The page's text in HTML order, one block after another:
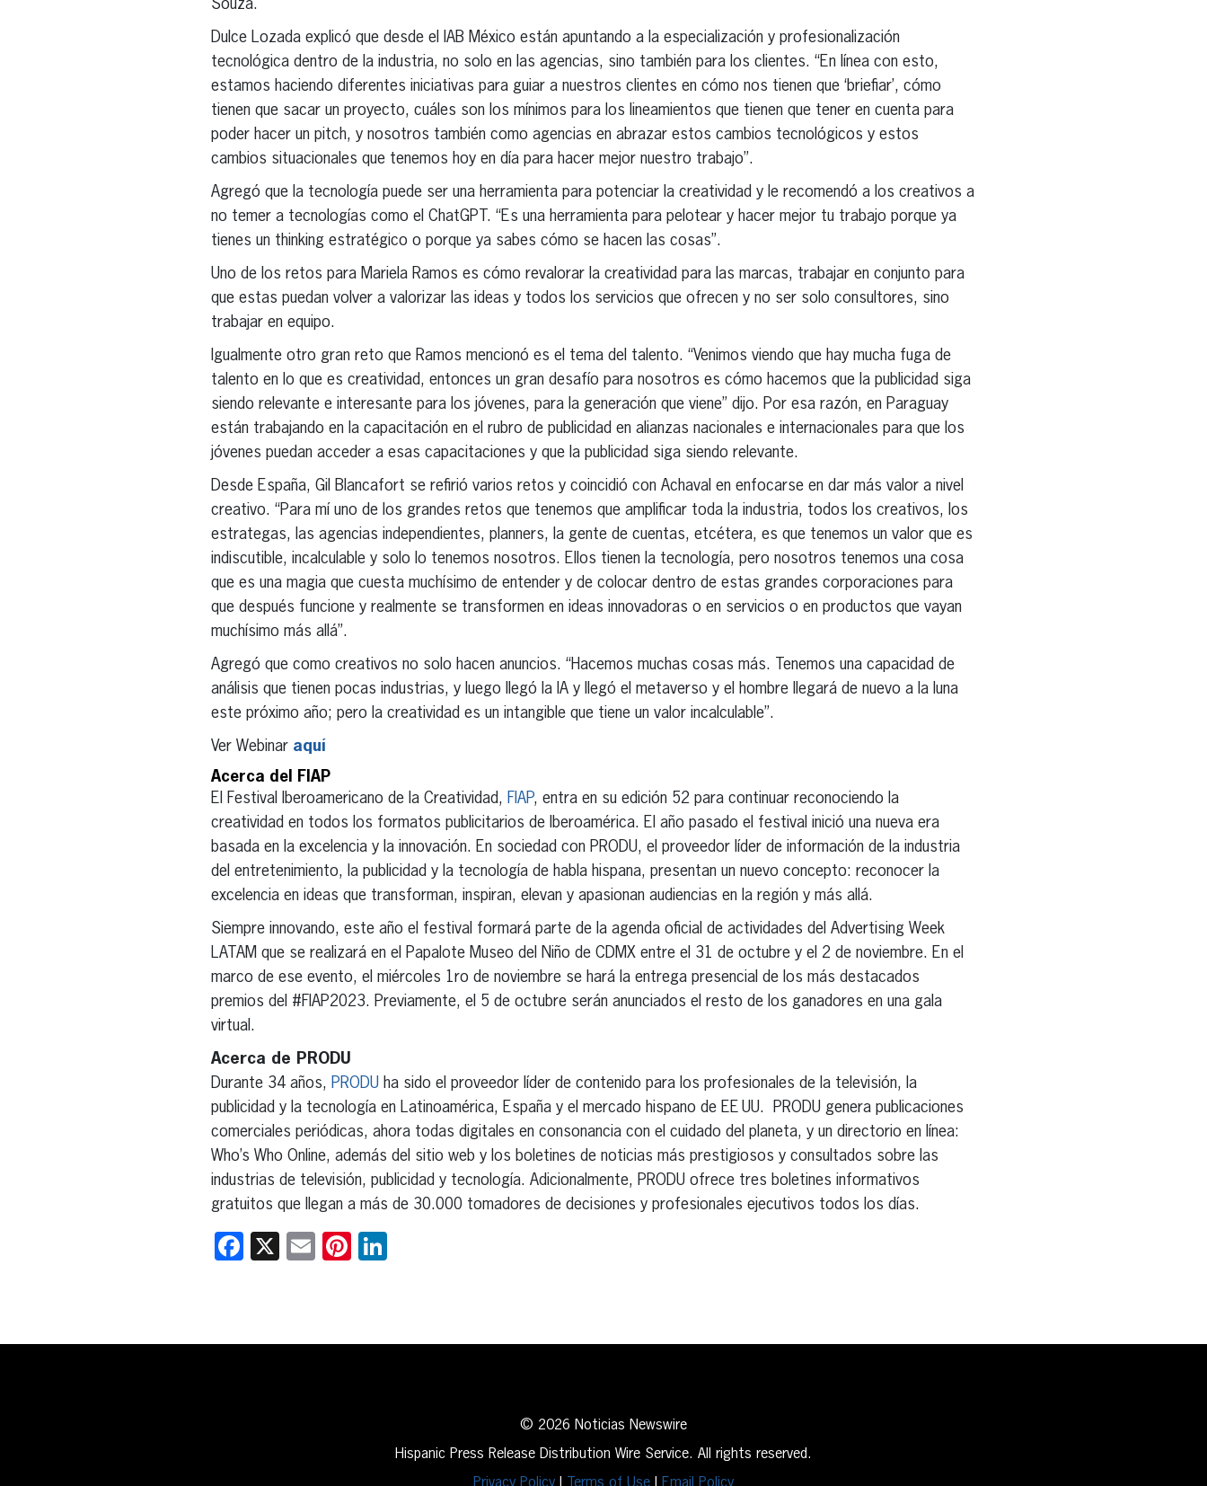
Souza.
Dulce Lozada explicó que desde el IAB México están apuntando a la especialización y profesionalización
tecnológica dentro de la industria, no solo en las agencias, sino también para los clientes. “En línea con esto,
estamos haciendo diferentes iniciativas para guiar a nuestros clientes en cómo nos tienen que ‘briefiar’, cómo
tienen que sacar un proyecto, cuáles son los mínimos para los lineamientos que tienen que tener en cuenta para
poder hacer un pitch, y nosotros también como agencias en abrazar estos cambios tecnológicos y estos
cambios situacionales que tenemos hoy en día para hacer mejor nuestro trabajo”.
Agregó que la tecnología puede ser una herramienta para potenciar la creatividad y le recomendó a los creativos a
no temer a tecnologías como el ChatGPT. “Es una herramienta para pelotear y hacer mejor tu trabajo porque ya
tienes un thinking estratégico o porque ya sabes cómo se hacen las cosas”.
Uno de los retos para Mariela Ramos es cómo revalorar la creatividad para las marcas, trabajar en conjunto para
que estas puedan volver a valorizar las ideas y todos los servicios que ofrecen y no ser solo consultores, sino
trabajar en equipo.
Igualmente otro gran reto que Ramos mencionó es el tema del talento. “Venimos viendo que hay mucha fuga de
talento en lo que es creatividad, entonces un gran desafío para nosotros es cómo hacemos que la publicidad siga
siendo relevante e interesante para los jóvenes, para la generación que viene” dijo. Por esa razón, en Paraguay
están trabajando en la capacitación en el rubro de publicidad en alianzas nacionales e internacionales para que los
jóvenes puedan acceder a esas capacitaciones y que la publicidad siga siendo relevante.
Desde España, Gil Blancafort se refirió varios retos y coincidió con Achaval en enfocarse en dar más valor a nivel
creativo. “Para mí uno de los grandes retos que tenemos que amplificar toda la industria, todos los creativos, los
estrategas, las agencias independientes, planners, la gente de cuentas, etcétera, es que tenemos un valor que es
indiscutible, incalculable y solo lo tenemos nosotros. Ellos tienen la tecnología, pero nosotros tenemos una cosa
que es una magia que cuesta muchísimo de entender y de colocar dentro de estas grandes corporaciones para
que después funcione y realmente se transformen en ideas innovadoras o en servicios o en productos que vayan
muchísimo más allá”.
Agregó que como creativos no solo hacen anuncios. “Hacemos muchas cosas más. Tenemos una capacidad de
análisis que tienen pocas industrias, y luego llegó la IA y llegó el metaverso y el hombre llegará de nuevo a la luna
este próximo año; pero la creatividad es un intangible que tiene un valor incalculable”.
Ver Webinar aquí
Acerca del FIAP
El Festival Iberoamericano de la Creatividad, FIAP, entra en su edición 52 para continuar reconociendo la
creatividad en todos los formatos publicitarios de Iberoamérica. El año pasado el festival inició una nueva era
basada en la excelencia y la innovación. En sociedad con PRODU, el proveedor líder de información de la industria
del entretenimiento, la publicidad y la tecnología de habla hispana, presentan un nuevo concepto: reconocer la
excelencia en ideas que transforman, inspiran, elevan y apasionan audiencias en la región y más allá.
Siempre innovando, este año el festival formará parte de la agenda oficial de actividades del Advertising Week
LATAM que se realizará en el Papalote Museo del Niño de CDMX entre el 31 de octubre y el 2 de noviembre. En el
marco de ese evento, el miércoles 1ro de noviembre se hará la entrega presencial de los más destacados
premios del #FIAP2023. Previamente, el 5 de octubre serán anunciados el resto de los ganadores en una gala
virtual.
Acerca de PRODU
Durante 34 años, PRODUha sido el proveedor líder de contenido para los profesionales de la televisión, la
publicidad y la tecnología en Latinoamérica, España y el mercado hispano de EE UU. PRODU genera publicaciones
comerciales periódicas, ahora todas digitales en consonancia con el cuidado del planeta, y un directorio en línea:
Who’s Who Online, además del sitio web y los boletines de noticias más prestigiosos y consultados sobre las
industrias de televisión, publicidad y tecnología. Adicionalmente, PRODU ofrece tres boletines informativos
gratuitos que llegan a más de 30.000 tomadores de decisiones y profesionales ejecutivos todos los días.
Facebook
X EmailPinterest
© 2026 Noticias Newswire
Hispanic Press Release Distribution Wire Service. All rights reserved.